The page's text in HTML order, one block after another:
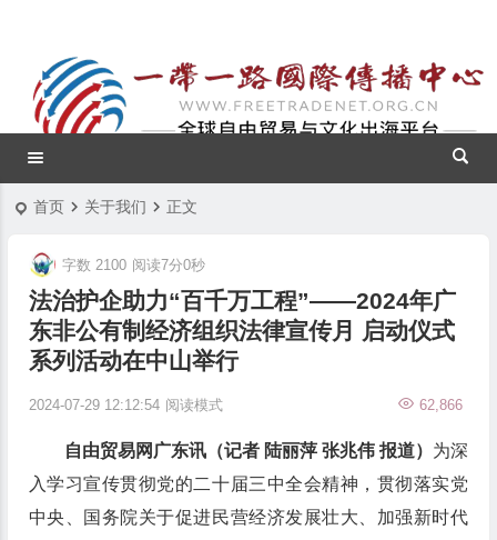
首页 关于我们 正文
法治护企助力“百千万工程”——2024年广
东非公有制经济组织法律宣传月 启动仪式
系列活动在中山举行
2024-07-29 12:12:54 62,866
字数 2100 阅读7分0秒
阅读模式
自由贸易网广东讯（记者 陆丽萍 张兆伟 报道） 为深
入学习宣传贯彻党的二十届三中全会精神，贯彻落实党
中央、国务院关于促进民营经济发展壮大、加强新时代